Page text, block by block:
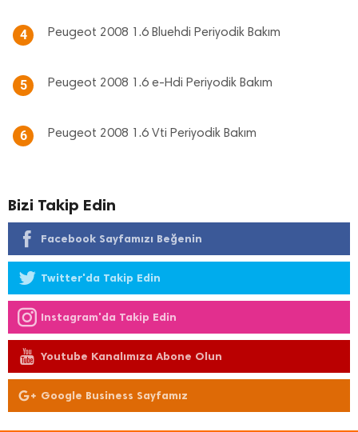
4 Peugeot 2008 1.6 Bluehdi Periyodik Bakım
5 Peugeot 2008 1.6 e-Hdi Periyodik Bakım
6 Peugeot 2008 1.6 Vti Periyodik Bakım
Bizi Takip Edin
Facebook Sayfamızı Beğenin
Twitter'da Takip Edin
Instagram'da Takip Edin
Youtube Kanalımıza Abone Olun
Google Business Sayfamız